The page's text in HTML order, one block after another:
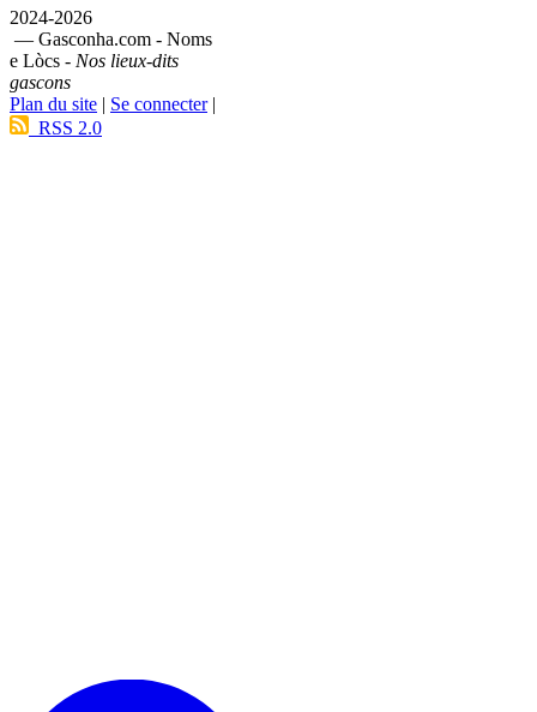
2024-2026
— Gasconha.com - Noms
e Lòcs - Nos lieux-dits
gascons
Plan du site | Se connecter|
RSS 2.0